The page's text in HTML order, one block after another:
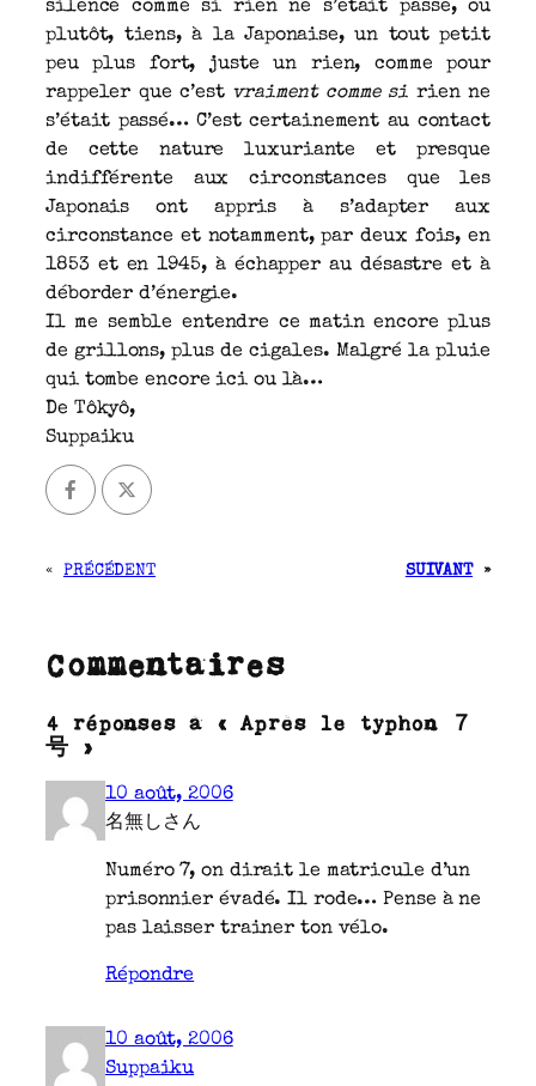
silence comme si rien ne s’était passé, ou
plutôt, tiens, à la Japonaise, un tout petit
peu plus fort, juste un rien, comme pour
rappeler que c’est vraiment comme si rien ne
s’était passé… C’est certainement au contact
de cette nature luxuriante et presque
indifférente aux circonstances que les
Japonais ont appris à s’adapter aux
circonstance et notamment, par deux fois, en
1853 et en 1945, à échapper au désastre et à
déborder d’énergie.
Il me semble entendre ce matin encore plus
de grillons, plus de cigales. Malgré la pluie
qui tombe encore ici ou là…
De Tôkyô,
Suppaiku
« PRÉCÉDENT SUIVANT »
Commentaires
4 réponses à « Après le typhon ７
号 »
10 août, 2006
名無しさん
Numéro 7, on dirait le matricule d’un
prisonnier évadé. Il rode… Pense à ne
pas laisser trainer ton vélo.
Répondre
10 août, 2006
Suppaiku